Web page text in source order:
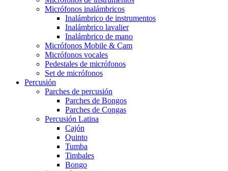
Micrófonos inalámbricos
Inalámbrico de instrumentos
Inalámbrico lavalier
Inalámbrico de mano
Micrófonos Mobile & Cam
Micrófonos vocales
Pedestales de micrófonos
Set de micrófonos
Percusión
Parches de percusión
Parches de Bongos
Parches de Congas
Percusión Latina
Cajón
Quinto
Tumba
Timbales
Bongo